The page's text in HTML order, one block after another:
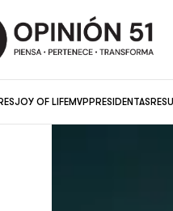
JOY OF LIFEMVPPRESIDENTAS